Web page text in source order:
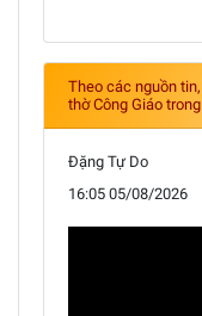
Theo các nguồn
thờ Công Giáo
Đặng Tự Do
16:05 05/08/2026